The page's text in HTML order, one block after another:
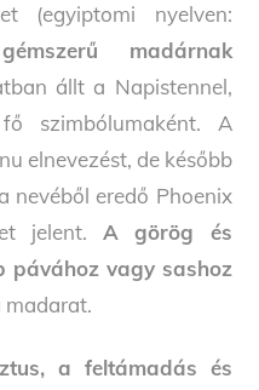
(egyiptomi nyelven:
madárnak
állt a Napistennel,
szimbólumaként. A
elnevezést, de később
nevéből eredő Phoenix
jelent. A görög és
pávához vagy sashoz
madarat.
a feltámadás és